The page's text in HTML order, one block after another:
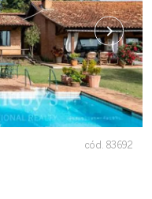
cód. 83692